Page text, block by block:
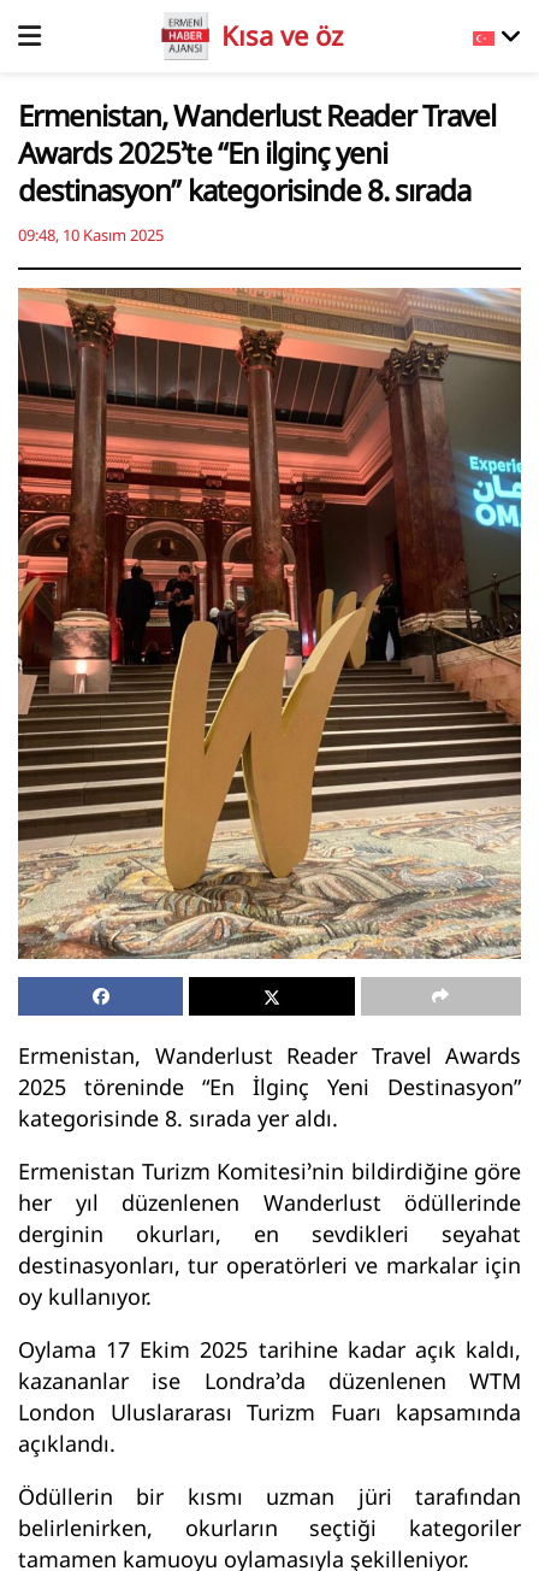
Kısa ve öz
Ermenistan, Wanderlust Reader Travel
Awards 2025’te “En ilginç yeni
destinasyon” kategorisinde 8. sırada
09:48, 10 Kasım 2025
Ermenistan, Wanderlust Reader Travel Awards
2025 töreninde “En İlginç Yeni Destinasyon”
kategorisinde 8. sırada yer aldı.
Ermenistan Turizm Komitesi’nin bildirdiğine göre
her yıl düzenlenen Wanderlust ödüllerinde
derginin okurları, en sevdikleri seyahat
destinasyonları, tur operatörleri ve markalar için
oy kullanıyor.
Oylama 17 Ekim 2025 tarihine kadar açık kaldı,
kazananlar ise Londra’da düzenlenen WTM
London Uluslararası Turizm Fuarı kapsamında
açıklandı.
Ödüllerin bir kısmı uzman jüri tarafından
belirlenirken, okurların seçtiği kategoriler
tamamen kamuoyu oylamasıyla şekilleniyor.